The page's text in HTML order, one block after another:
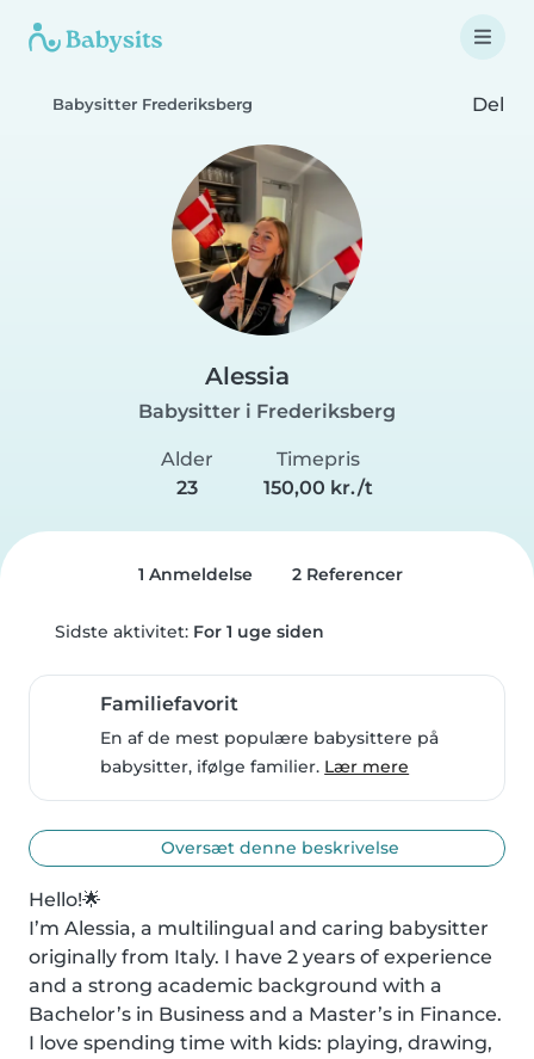
Babysitter Frederiksberg Del
Alessia
Babysitter i Frederiksberg
Alder
23
Timepris
150,00 kr./t
1 Anmeldelse 2 Referencer
Sidste aktivitet: For 1 uge siden
Familiefavorit
En af de mest populære babysittere på
babysitter, ifølge familier. Lær mere
Oversæt denne beskrivelse
Hello!🌟
I’m Alessia, a multilingual and caring babysitter
originally from Italy. I have 2 years of experience
and a strong academic background with a
Bachelor’s in Business and a Master’s in Finance.
I love spending time with kids: playing, drawing,